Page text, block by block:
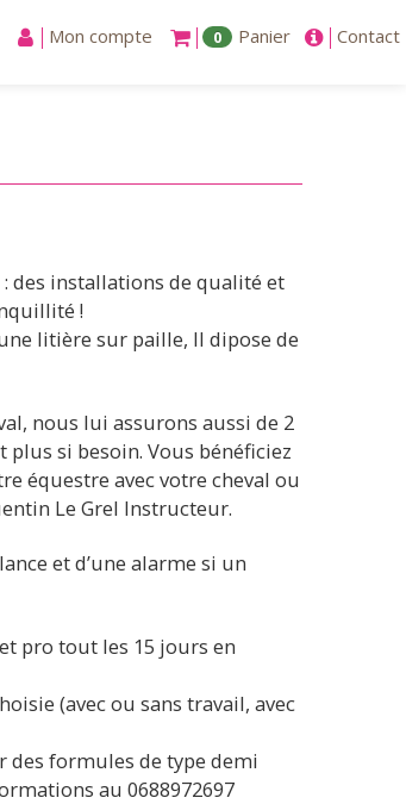
Mon compte 0 Panier Contact
: des installations de qualité et
!
litière sur paille, Il dipose de
nous lui assurons aussi de 2
si besoin. Vous bénéficiez
équestre avec votre cheval ou
Le Grel Instructeur.
et d’une alarme si un
pro tout les 15 jours en
(avec ou sans travail, avec
des formules de type demi
au 0688972697